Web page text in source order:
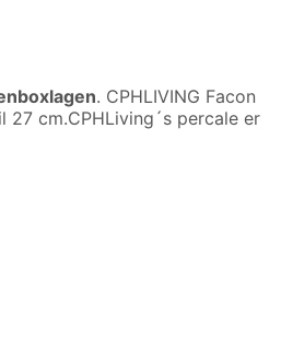
. CPHLIVING Facon
cm.CPHLiving´s percale er